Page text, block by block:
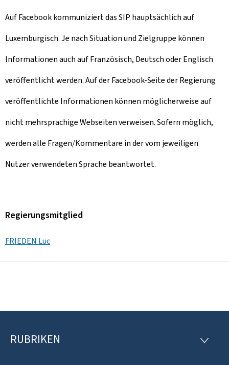
Auf Facebook kommuniziert das SIP hauptsächlich auf
Luxemburgisch. Je nach Situation und Zielgruppe können
Informationen auch auf Französisch, Deutsch oder Englisch
veröffentlicht werden. Auf der Facebook-Seite der Regierung
veröffentlichte Informationen können möglicherweise auf
nicht mehrsprachige Webseiten verweisen. Sofern möglich,
werden alle Fragen/Kommentare in der vom jeweiligen
Nutzer verwendeten Sprache beantwortet.
Regierungsmitglied
FRIEDEN Luc
F
RUBRIKEN
R